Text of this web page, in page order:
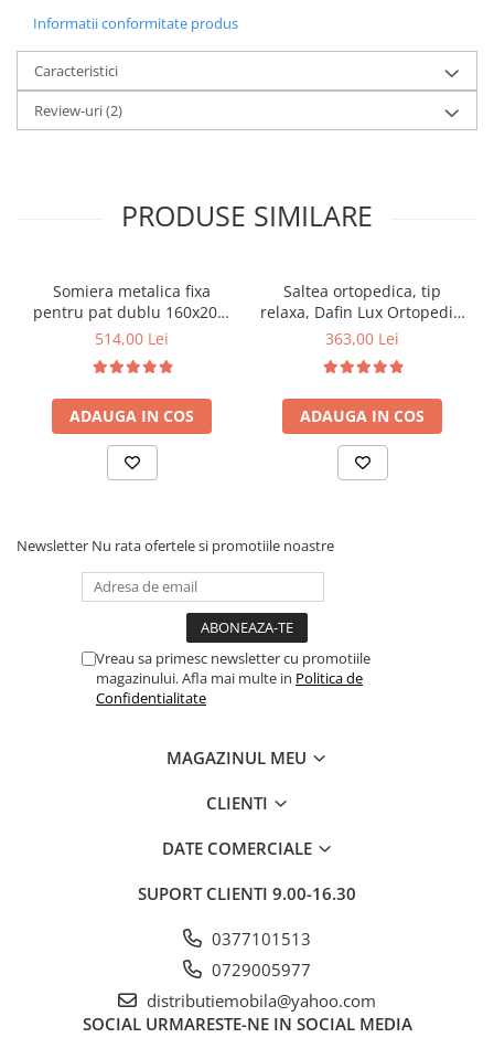
Informatii conformitate produs
Caracteristici
Review-uri(2)
PRODUSE SIMILARE
Somiera metalica fixa
pentru pat dublu 160x200,
6 picioare, 32 lamele lemn
saltea ferm, negru
514,00 Lei
ADAUGA IN COS
Saltea ortopedica, tip
relaxa, Dafin Lux Ortopedic,
90x200x21cm, fermitate
tip Bonell, fata vara-iarna,
sistem de aerisire cu
butoni, Salt Confort
363,00 Lei
ADAUGA IN COS
Newsletter Nu rata ofertele si promotiile noastre
Vreau sa primesc newsletter cu promotiile
magazinului. Afla mai multe in Politica de
Confidentialitate
MAGAZINUL MEU
CLIENTI
DATE COMERCIALE
SUPORT CLIENTI 9.00-16.30
0377101513
0729005977
distributiemobila@yahoo.com
SOCIAL URMARESTE-NE IN SOCIAL MEDIA